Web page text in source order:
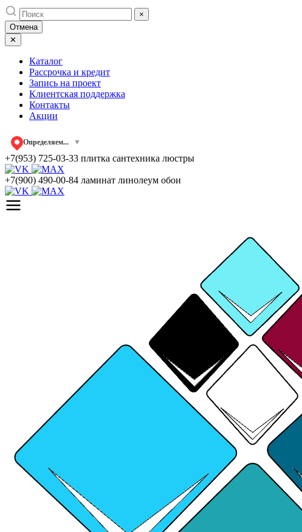
Skip
to
content
×
Отмена
✕
Каталог
Рассрочка и кредит
Запись на проект
Клиентская поддержка
Контакты
Акции
Определяем... ▼
+7(953) 725-03-33 плитка сантехника люстры
+7(900) 490-00-84 ламинат линолеум обои